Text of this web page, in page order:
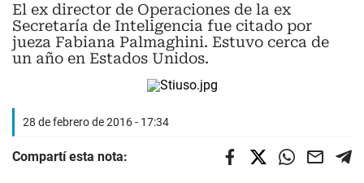
El ex director de Operaciones de la ex
Secretaría de Inteligencia fue citado por
jueza Fabiana Palmaghini. Estuvo cerca de
un año en Estados Unidos.
28 de febrero de 2016 - 17:34
Compartí esta nota: